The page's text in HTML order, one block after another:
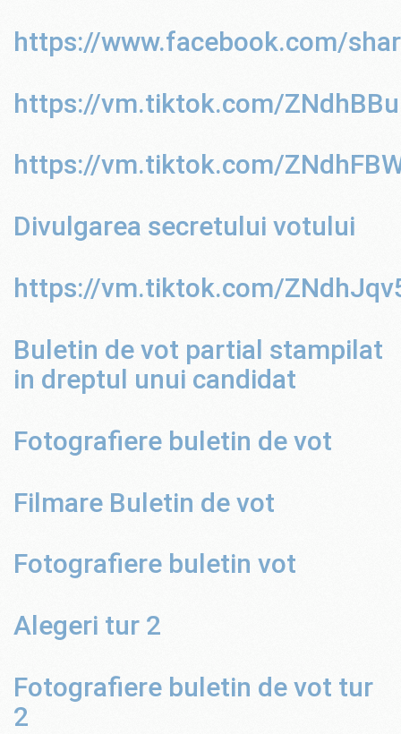
https://www.facebook.com/
https://vm.tiktok.com/
https://vm.tiktok.com/
Divulgarea secretului votului
https://vm.tiktok.com/
Buletin de vot partial stampilat
in dreptul unui candidat
Fotografiere buletin de vot
Filmare Buletin de vot
Fotografiere buletin vot
Alegeri tur 2
Fotografiere buletin de vot tur
2